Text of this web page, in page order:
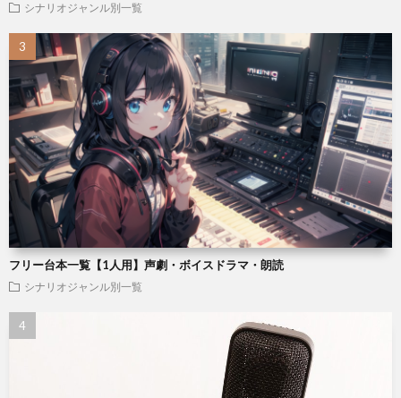
シナリオジャンル別一覧
フリー台本一覧【1人用】声劇・ボイスドラマ・朗読
シナリオジャンル別一覧